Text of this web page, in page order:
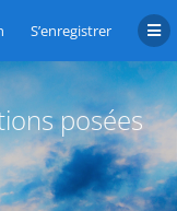
S’enregistrer
posées